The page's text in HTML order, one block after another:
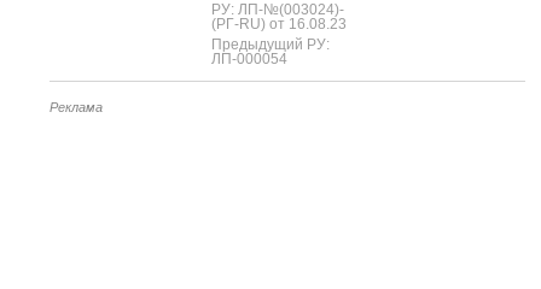
РУ: ЛП-№(003024)-
(РГ-RU) от 16.08.23
Предыдущий РУ:
ЛП-000054
Реклама